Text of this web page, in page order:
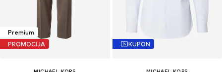
Premium
PROMOCIJA
KUPON